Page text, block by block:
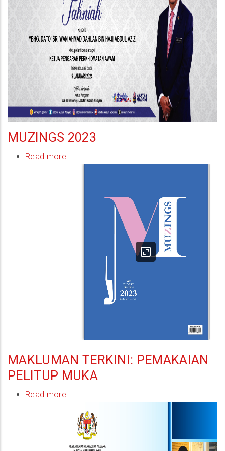
Awam
MUZINGS 2023
Read more
MAKLUMAN TERKINI: PEMAKAIAN
PELITUP MUKA
Read more
Makluman
Terkini:
Pemakaian